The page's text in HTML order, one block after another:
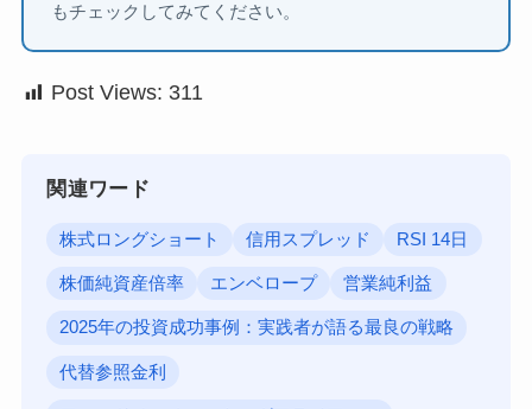
もチェックしてみてください。
Post Views: 311
関連ワード
株式ロングショート 信用スプレッド RSI 14日
株価純資産倍率 エンベロープ 営業純利益
2025年の投資成功事例：実践者が語る最良の戦略
代替参照金利